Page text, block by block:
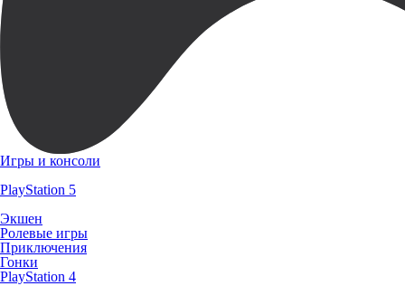
Игры и консоли
PlayStation 5
Экшен
Ролевые игры
Приключения
Гонки
PlayStation 4